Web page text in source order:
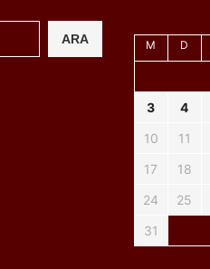
ARA M D
3
4
10
11
17
18
24
25
31